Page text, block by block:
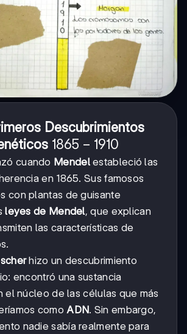
Descubrimientos
1865-
1910
1865 − 1910
cuando Mendelestableció las
en 1865. Sus famosos
con plantas de guisante
leyes de Mendel, que explican
las características de
hizo un descubrimiento
encontró una sustancia
el núcleo de las células que más
comoADN. Sin embargo,
nadie sabía realmente para